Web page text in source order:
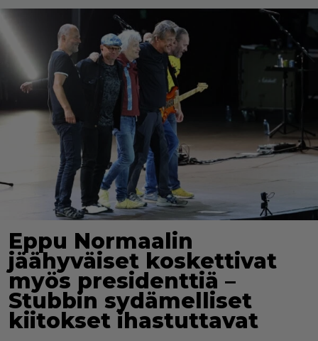
Eppu Normaalin
jäähyväiset koskettivat
myös presidenttiä –
Stubbin sydämelliset
kiitokset ihastuttavat